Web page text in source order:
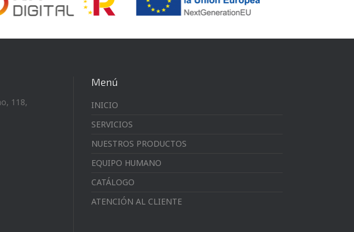
118,
Menú
INICIO
SERVICIOS
NUESTROS PRODUCTOS
EQUIPO HUMANO
CATÁLOGO
ATENCIÓN AL CLIENTE